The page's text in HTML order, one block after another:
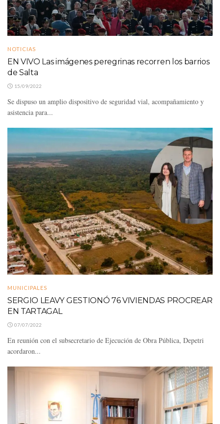
NOTICIAS
EN VIVO Las imágenes peregrinas recorren los barrios
de Salta
15/09/2022
Se dispuso un amplio dispositivo de seguridad vial, acompañamiento y
asistencia para...
MUNICIPALES
SERGIO LEAVY GESTIONÓ 76 VIVIENDAS PROCREAR
EN TARTAGAL
07/07/2022
En reunión con el subsecretario de Ejecución de Obra Pública, Depetri
acordaron...